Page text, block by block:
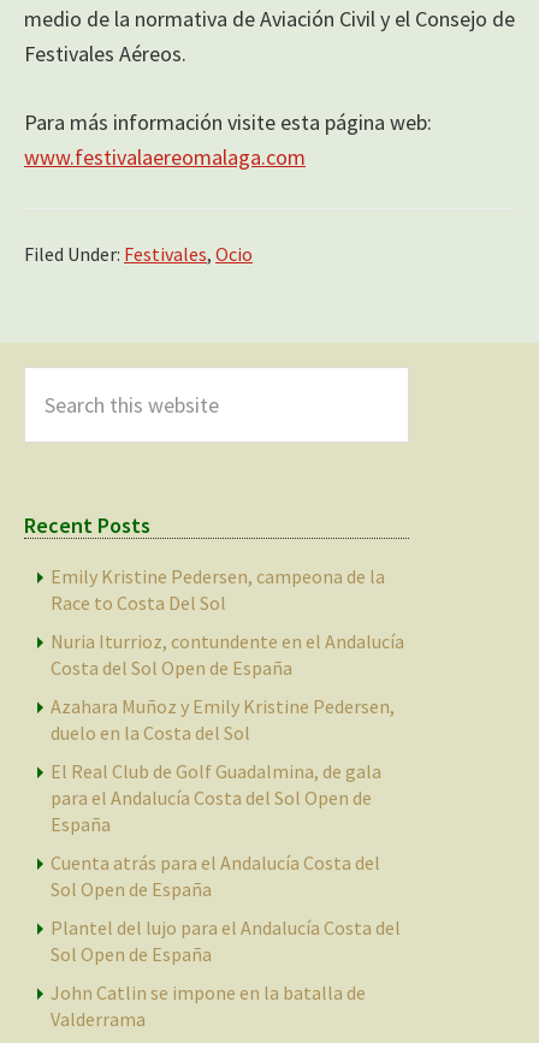
medio de la normativa de Aviación Civil y el Consejo de
Festivales Aéreos.
Para más información visite esta página web:
www.festivalaereomalaga.com
Filed Under: Festivales, Ocio
Sidebar
this
website
Recent Posts
Emily Kristine Pedersen, campeona de la
Race to Costa Del Sol
Nuria Iturrioz, contundente en el Andalucía
Costa del Sol Open de España
Azahara Muñoz y Emily Kristine Pedersen,
duelo en la Costa del Sol
El Real Club de Golf Guadalmina, de gala
para el Andalucía Costa del Sol Open de
España
Cuenta atrás para el Andalucía Costa del
Sol Open de España
Plantel del lujo para el Andalucía Costa del
Sol Open de España
John Catlin se impone en la batalla de
Valderrama